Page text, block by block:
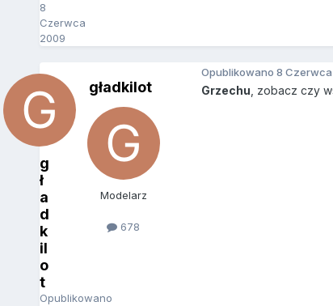
8
Czerwca
2009
g
ł
a
d
k
il
o
t
Opublikowano
gładkilot
Modelarz
678
Opublikowano 8
Grzechu , zobacz czy